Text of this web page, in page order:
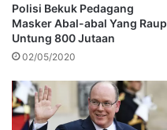
Polisi Bekuk Pedagang
Masker Abal-abal Yang Raup
Untung 800 Jutaan
02/05/2020